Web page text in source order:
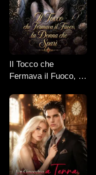
Il Tocco che
Fermava il Fuoco, la